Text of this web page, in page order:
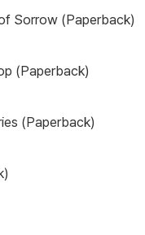
Sorrow (Paperback)
(Paperback)
(Paperback)